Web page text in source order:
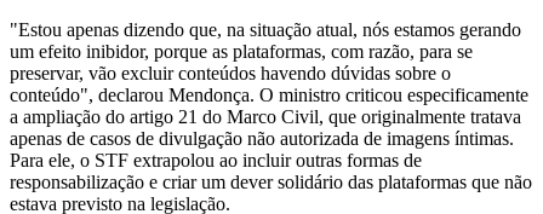
"Estou apenas dizendo que, na situação atual, nós estamos gerando
um efeito inibidor, porque as plataformas, com razão, para se
preservar, vão excluir conteúdos havendo dúvidas sobre o
conteúdo", declarou Mendonça. O ministro criticou especificamente
a ampliação do artigo 21 do Marco Civil, que originalmente tratava
apenas de casos de divulgação não autorizada de imagens íntimas.
Para ele, o STF extrapolou ao incluir outras formas de
responsabilização e criar um dever solidário das plataformas que não
estava previsto na legislação.